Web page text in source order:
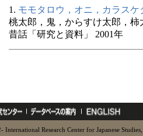
1. モモタロウ，オニ，カラス
桃太郎，鬼，からすけ太郎，柿
昔話「研究と資料」 2001年
International Research Center for Japanese